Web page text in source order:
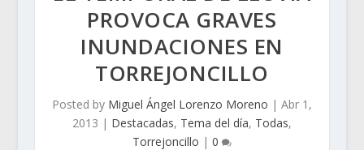
PROVOCA GRAVES
INUNDACIONES EN
TORREJONCILLO
Posted by Miguel Ángel Lorenzo Moreno | Abr 1,
2013 | Destacadas, Tema del día, Todas,
Torrejoncillo | 0